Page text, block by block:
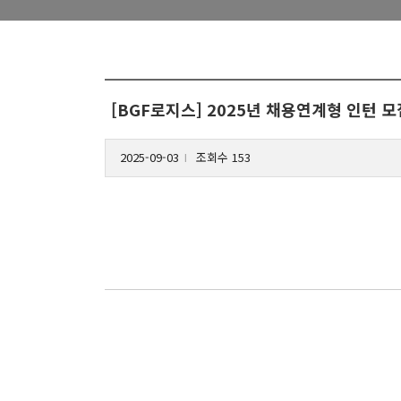
[BGF로지스] 2025년 채용연계형 인턴 모
2025-09-03 조회수 153